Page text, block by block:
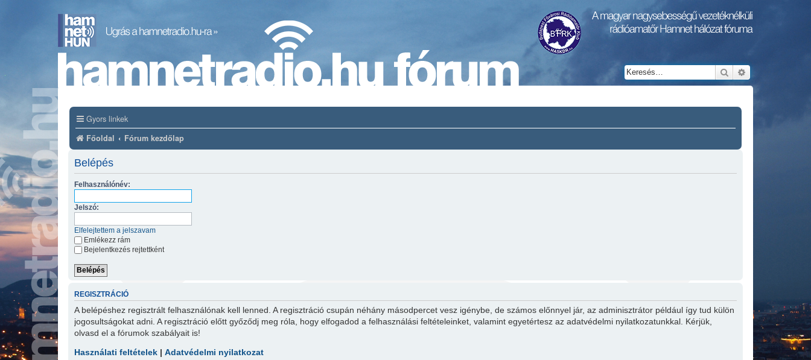
Keresés
Gyors linkek
Főoldal Fórum kezdőlap
Belépés
Felhasználónév:
Jelszó:
Elfelejtettem a jelszavam
Emlékezz rám
Bejelentkezés rejtettként
REGISZTRÁCIÓ
A belépéshez regisztrált felhasználónak kell lenned. A regisztráció csupán néhány másodpercet vesz igénybe, de számos előnnyel jár, az adminisztrátor például így tud külön
jogosultságokat adni. A regisztráció előtt győződj meg róla, hogy elfogadod a felhasználási feltételeinket, valamint egyetértesz az adatvédelmi nyilatkozatunkkal. Kérjük,
olvasd el a fórumok szabályait is!
Használati feltételek |Adatvédelmi nyilatkozat